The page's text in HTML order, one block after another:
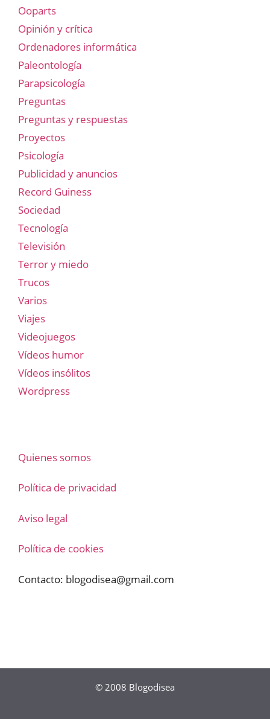
Ooparts
Opinión y crítica
Ordenadores informática
Paleontología
Parapsicología
Preguntas
Preguntas y respuestas
Proyectos
Psicología
Publicidad y anuncios
Record Guiness
Sociedad
Tecnología
Televisión
Terror y miedo
Trucos
Varios
Viajes
Videojuegos
Vídeos humor
Vídeos insólitos
Wordpress
Quienes somos
Política de privacidad
Aviso legal
Política de cookies
Contacto: blogodisea@gmail.com
© 2008 Blogodisea